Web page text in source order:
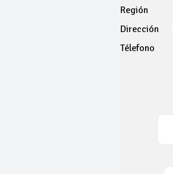
Región
Dirección
Télefono